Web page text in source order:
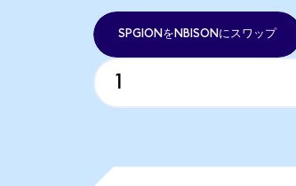
SPGIONをNBISONにスワップ